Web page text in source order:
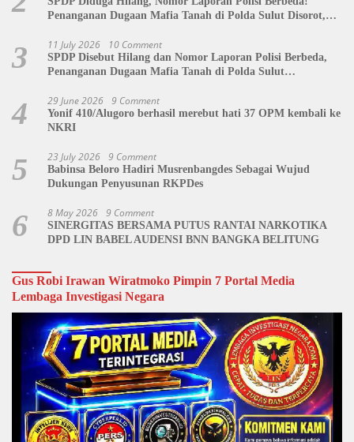
Penanganan Dugaan Mafia Tanah di Polda Sulut Disorot,
3 11 July 2026 10 Comment
SPDP Disebut Hilang dan Nomor Laporan Polisi Berbeda,
Penanganan Dugaan Mafia Tanah di Polda Sulut
4 29 June 2026 9 Comment
Yonif 410/Alugoro berhasil merebut hati 37 OPM kembali ke
NKRI
5 23 July 2026 9 Comment
Babinsa Beloro Hadiri Musrenbangdes Sebagai Wujud
Dukungan Penyusunan RKPDes
6 8 May 2026 9 Comment
SINERGITAS BERSAMA PUTUS RANTAI NARKOTIKA
DPD LIN BABEL AUDENSI BNN BANGKA BELITUNG
Gus Robi Irawan Wiratmoko Pimpin 7 Portal Media
Lembaga Investigasi Negara
Video
Player